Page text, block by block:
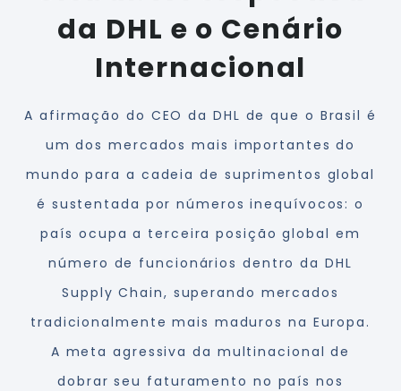
da DHL e o Cenário
Internacional
A afirmação do CEO da DHL de que o Brasil é
um dos mercados mais importantes do
mundo para a cadeia de suprimentos global
é sustentada por números inequívocos: o
país ocupa a terceira posição global em
número de funcionários dentro da DHL
Supply Chain, superando mercados
tradicionalmente mais maduros na Europa.
A meta agressiva da multinacional de
dobrar seu faturamento no país nos